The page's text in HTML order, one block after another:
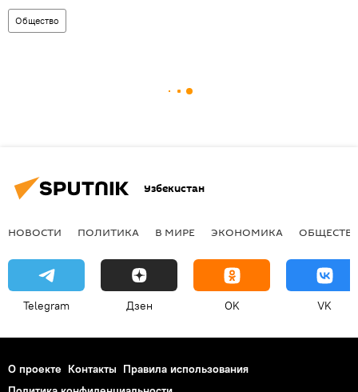
Общество
Узбекистан
НОВОСТИ ПОЛИТИКА В МИРЕ ЭКОНОМИКА
Telegram Дзен OK VK
О проекте Контакты Правила использования